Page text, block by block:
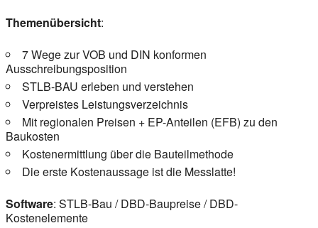
Themenübersicht:
7 Wege zur VOB und DIN konformen
Ausschreibungsposition
STLB-BAU erleben und verstehen
Verpreistes Leistungsverzeichnis
Mit regionalen Preisen + EP-Anteilen (EFB) zu den
Baukosten
Kostenermittlung über die Bauteilmethode
Die erste Kostenaussage ist die Messlatte!
Software: STLB-Bau / DBD-Baupreise / DBD-
Kostenelemente